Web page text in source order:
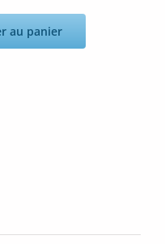
au panier